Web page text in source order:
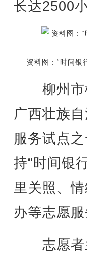
长达2500小
资料图：“时间
柳州市
广西壮族
服务试点
持“时间银
里关照、
办等志愿服
志愿者